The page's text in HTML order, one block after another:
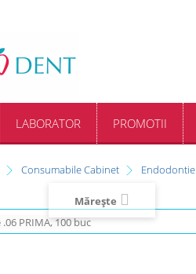
LABORATOR PROMOTII
Consumabile Cabinet Endodontie
Mărește